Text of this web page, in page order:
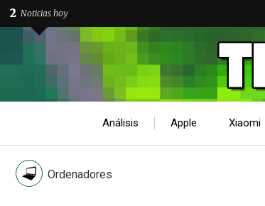
2 Noticias hoy
Análisis Apple Xiaomi
Ordenadores